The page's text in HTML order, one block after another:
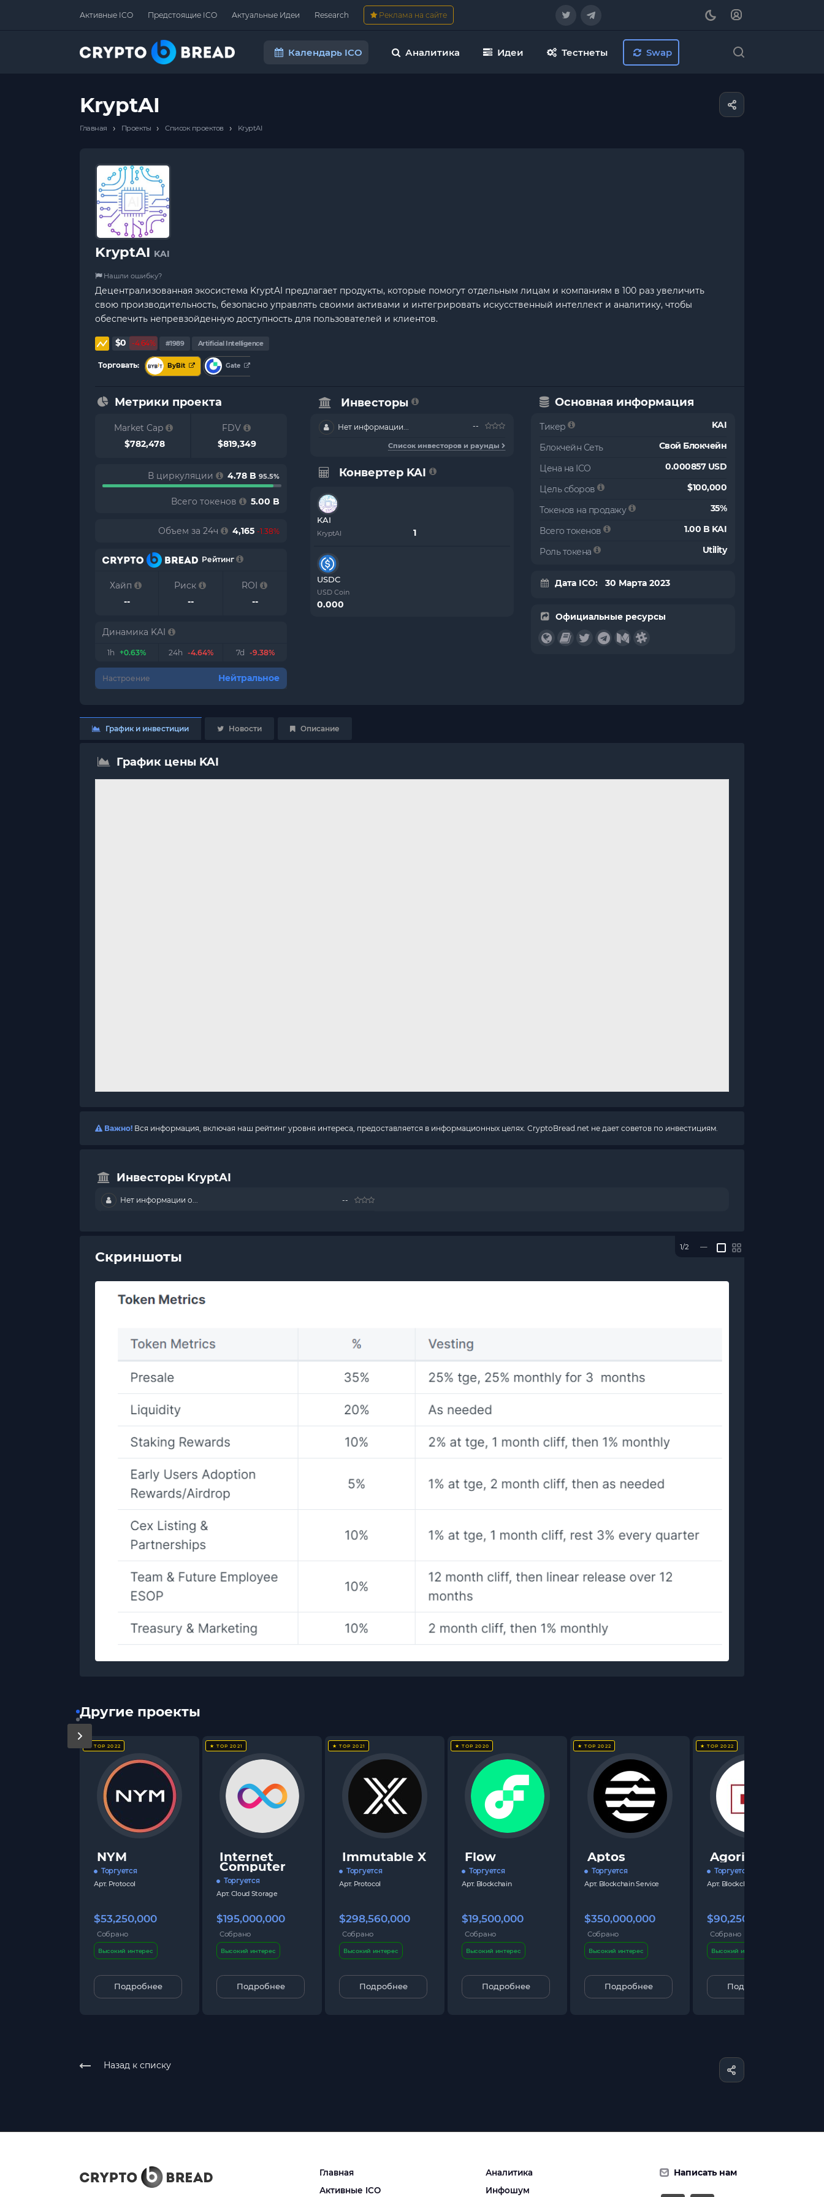
Активные ICO Предстоящие ICO Актуальные Идеи Research Реклама на сайте
Календарь ICO Аналитика Идеи Тестнеты Swap
KryptAI
Главная › Проекты › Список проектов › KryptAI
KryptAI KAI
Нашли ошибку?
Децентрализованная экосистема KryptAI предлагает продукты, которые помогут отдельным лицам и компаниям в 100 раз увеличить
свою производительность, безопасно управлять своими активами и интегрировать искусственный интеллект и аналитику, чтобы
обеспечить непревзойденную доступность для пользователей и клиентов.
$0 -4.64% #1989 Artificial Intelligence
Торговать: ByBit Gate
Метрики проекта
Market Cap
$782,478
FDV
$819,349
В циркуляции 4.78 B 95.5%
Всего токенов 5.00 B
Объем за 24ч 4,165 -1.38%
Рейтинг
Хайп
--
Риск
--
ROI
--
Динамика KAI
1h +0.63% 24h -4.64% 7d -9.38%
Настроение Нейтральное
Инвесторы
Нет информации... --
Список инвесторов и раунды
Конвертер KAI
KAI
KryptAI
USDC
USD Coin
0.000
Основная информация
Тикер KAI
Блокчейн Сеть Свой Блокчейн
Цена на ICO 0.000857 USD
Цель сборов $100,000
Токенов на продажу 35%
Всего токенов 1.00 B KAI
Роль токена Utility
Дата ICO: 30 Марта 2023
Официальные ресурсы
График и инвестиции Новости Описание
График цены KAI
Важно! Вся информация, включая наш рейтинг уровня интереса, предоставляется в информационных целях. CryptoBread.net не дает советов по инвестициям.
Инвесторы KryptAI
Нет информации о... --
Скриншоты
1/2 —
Другие проекты
★ TOP 2022
NYM
Торгуется
Арт. Protocol
$53,250,000
Собрано
Высокий интерес
Подробнее
★ TOP 2021
Internet
Computer
Торгуется
Арт. Cloud Storage
$195,000,000
Собрано
Высокий интерес
Подробнее
★ TOP 2021
Immutable X
Торгуется
Арт. Protocol
$298,560,000
Собрано
Высокий интерес
Подробнее
★ TOP 2020
Flow
Торгуется
Арт. Blockchain
$19,500,000
Собрано
Высокий интерес
Подробнее
★ TOP 2022
Aptos
Торгуется
Арт. Blockchain Service
$350,000,000
Собрано
Высокий интерес
Подробнее
★ TOP 2022
Agoric
Торгуется
Арт. Blockchain Service
$90,250,000
Собрано
Высокий интерес
Подробнее
Назад к списку
Главная
Активные ICO
Аналитика
Инфошум
Написать нам